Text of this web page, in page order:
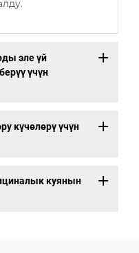
эле үй
үчүн
күчөлөрү үчүн
куянын